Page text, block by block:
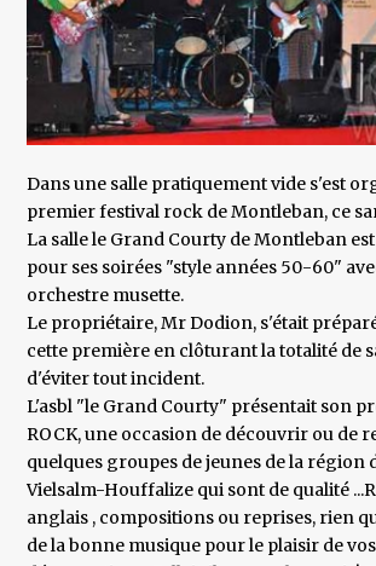
Dans une salle pratiquement vide s'est
premier festival rock de Montleban, ce
La salle le Grand Courty de Montleban
pour ses soirées "style années 50-60"
orchestre musette.
Le propriétaire, Mr Dodion, s'était
cette première en clôturant la totalité de
d'éviter tout incident.
L'asbl "le Grand Courty" présentait son
ROCK, une occasion de découvrir ou de
quelques groupes de jeunes de la région
Vielsalm-Houffalize qui sont de qualité
anglais , compositions ou reprises, rien
de la bonne musique pour le plaisir de